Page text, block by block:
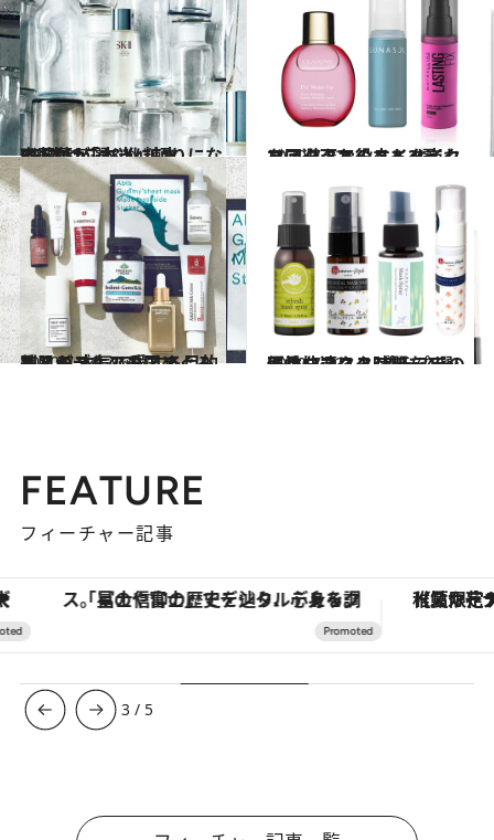
2017.3.7
齋藤薫が選ぶ化粧水BEST12「本当に頼りになる1本はこれ！」
ビューティ＆ヘルス 2020.7.22
マスク下でのメイク崩れを回避！お役立ちメイクフィックスミスト3選
ビューティ＆ヘルス
2020.7.24
美肌モデルの千国めぐみさんが 本気で愛する目的別スキンケアコスメ
ビューティ＆ヘルス 2020.7.23
不快なマスク時間をスッキリ快適に！ プチプラの優秀マスクスプレー4選
ビューティ＆ヘルス
FEATURE
フィーチャー記事
「星のや富士」でデジタルデトックス。冨士信仰の歴史を辿り、心身を調える。 【夏限定ディナーコース】旬
3 / 5